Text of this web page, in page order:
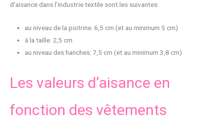
d’aisance dans l’industrie textile sont les suivantes:
au niveau de la poitrine: 6,5 cm (et au minimum 5 cm)
à la taille: 2,5 cm
au niveau des hanches: 7,5 cm (et au minimum 3,8 cm)
Les valeurs d’aisance en
fonction des vêtements